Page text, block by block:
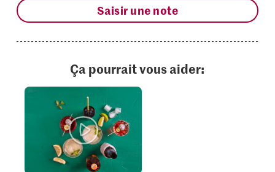
Saisir une note
Ça pourrait vous aider: